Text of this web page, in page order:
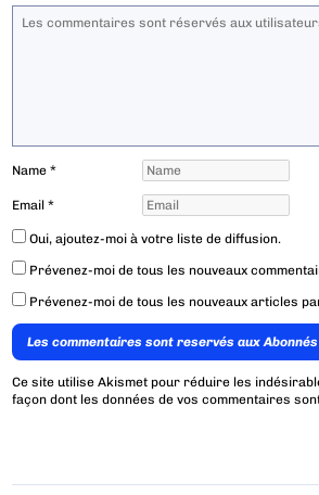
Name*
Email*
Oui, ajoutez-moi à votre liste de diffusion.
Prévenez-moi de tous les nouveaux
Prévenez-moi de tous les nouveaux articles
Les commentaires sont reservés aux
Ce site utilise Akismet pour réduire les
façon dont les données de vos commentaires